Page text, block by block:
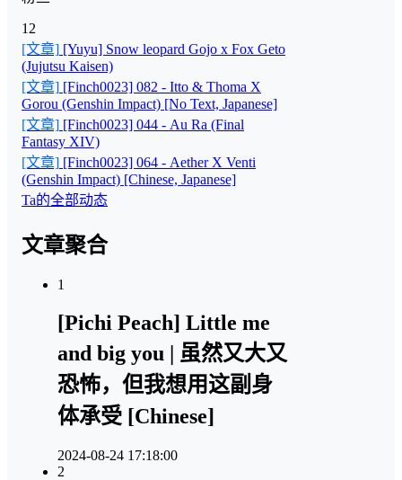
12
[文章] [Yuyu] Snow leopard Gojo x Fox Geto
(Jujutsu Kaisen)
[文章] [Finch0023] 082 - Itto & Thoma X
Gorou (Genshin Impact) [No Text, Japanese]
[文章] [Finch0023] 044 - Au Ra (Final
Fantasy XIV)
[文章] [Finch0023] 064 - Aether X Venti
(Genshin Impact) [Chinese, Japanese]
Ta的全部动态
文章聚合
1
[Pichi Peach] Little me
and big you | 虽然又大又
恐怖，但我想用这副身
体承受 [Chinese]
2024-08-24 17:18:00
2